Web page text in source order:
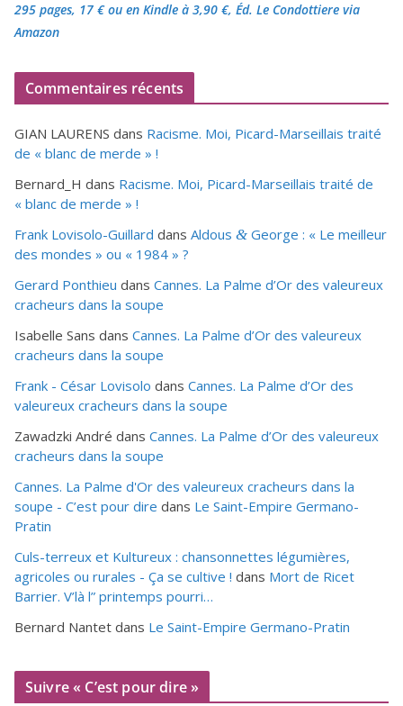
295 pages, 17 €ou en Kindle à 3,90 €, Éd. Le Condottiere via
Amazon
Commentaires récents
GIAN LAURENS dans Racisme. Moi, Picard-Marseillais traité
de « blanc de merde » !
Bernard_H dans Racisme. Moi, Picard-Marseillais traité de
« blanc de merde » !
Frank Lovisolo-Guillard dans Aldous & George : « Le meilleur
des mondes » ou « 1984 » ?
Gerard Ponthieu dans Cannes. La Palme d’Or des valeureux
cracheurs dans la soupe
Isabelle Sans dans Cannes. La Palme d’Or des valeureux
cracheurs dans la soupe
Frank - César Lovisolo dans Cannes. La Palme d’Or des
valeureux cracheurs dans la soupe
Zawadzki André dans Cannes. La Palme d’Or des valeureux
cracheurs dans la soupe
Cannes. La Palme d'Or des valeureux cracheurs dans la
soupe - C’est pour dire dans Le Saint-Empire Germano-
Pratin
Culs-terreux et Kultureux : chansonnettes légumières,
agricoles ou rurales - Ça se cultive ! dans Mort de Ricet
Barrier. V’là l” printemps pourri…
Bernard Nantet dans Le Saint-Empire Germano-Pratin
Suivre « C’est pour dire »